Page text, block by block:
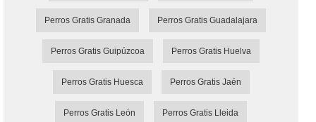
Perros Gratis Granada Perros Gratis Guadalajara
Perros Gratis Guipúzcoa Perros Gratis Huelva
Perros Gratis Huesca Perros Gratis Jaén
Perros Gratis León Perros Gratis Lleida